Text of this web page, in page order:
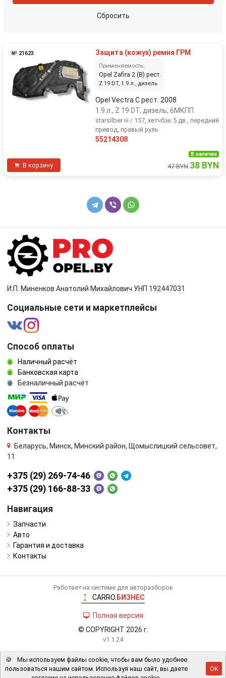
механизм натяжения ремня, цепи
натяжитель
патрубок воздушного фильтра патрубок интеркулера
поршень
трубка масляного щупа
форсунка
шкив распредвала щуп двигателя
Сбросить
№ 21623 Защита (кожух) ремня ГРМ
Применяемость:
Opel Zafira 2 (B) рест.
Z 19 DT, 1.9 л., дизель
Opel Vectra C рест. 2008
1.9 л., Z 19 DT, дизель, 6МКПП
starsilber iii / 157, хетчбэк 5 дв., передний
привод, правый руль
55214308
В корзину
В наличии
47 BYN 38 BYN
И.П. Миненков Анатолий Михайлович УНП 192447031
Социальные сети и маркетплейсы
Способ оплаты
Наличный расчёт
Банковская карта
Безналичный расчёт
Контакты
Беларусь, Минск, Минский район, Щомыслицкий сельсовет,
11
+375 (29) 269-74-46
+375 (29) 166-88-33
Навигация
Запчасти
Авто
Гарантия и доставка
Контакты
Работает на системе для авторазборок
CARRO. БИЗНЕС
Полная версия
© COPYRIGHT 2026 г.
v1.1.24
🍪
Мы используем файлы cookie, чтобы вам было удобнее
пользоваться нашим сайтом. Используя наш сайт, вы даете
OK